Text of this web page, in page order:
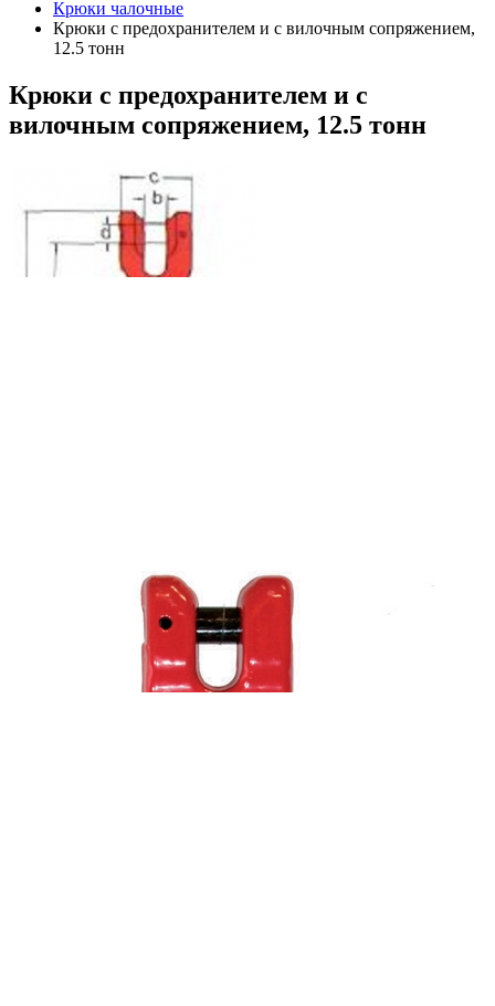
Крюки чалочные
Крюки с предохранителем и с вилочным сопряжением,
12.5 тонн
Крюки с предохранителем и с
вилочным сопряжением, 12.5 тонн